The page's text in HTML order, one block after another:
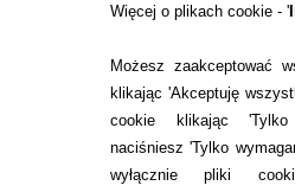
Więcej o plikach cookie - '
Możesz zaakceptować
klikając 'Akceptuję
cookie klikając
naciśniesz 'Tylko
wyłącznie pliki
RANKINGI SOCZEWEK
SOCZEWKI KOLOROWE
Zwrot (odstąpienie od
ZMIEŃ USTAWIENIA ZGODY